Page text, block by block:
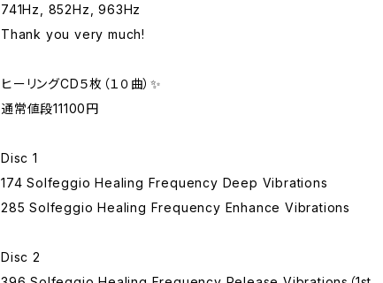
741Hz, 852Hz, 963Hz
Thank you very much!
ヒーリングCD５枚（１０曲）✨
通常値段11100円
Disc 1
174 Solfeggio Healing Frequency Deep Vibrations
285 Solfeggio Healing Frequency Enhance Vibrations
Disc 2